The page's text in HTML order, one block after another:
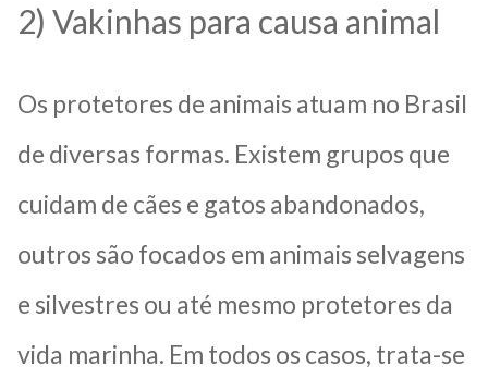
2) Vakinhas para causa animal
Os protetores de animais atuam no Brasil
de diversas formas. Existem grupos que
cuidam de cães e gatos abandonados,
outros são focados em animais selvagens
e silvestres ou até mesmo protetores da
vida marinha. Em todos os casos, trata-se